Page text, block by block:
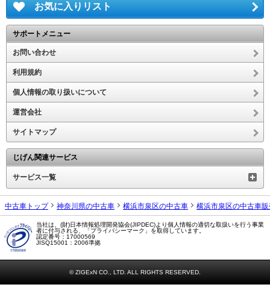
お気に入りリスト
サポートメニュー
お問い合わせ
利用規約
個人情報の取り扱いについて
運営会社
サイトマップ
じげん関連サービス
サービス一覧
中古車トップ 神奈川県の中古車 横浜市泉区の中古車 横浜市泉区の中古車
当社は、(財)日本情報処理開発協会(JIPDEC)より個人情報の適切な取扱いを行う事業
者に付与される、「プライバシーマーク」を取得しています。
認定番号：17000569
JISQ15001：2006準拠
© ZIGExN CO., LTD. ALL RIGHTS RESERVED.